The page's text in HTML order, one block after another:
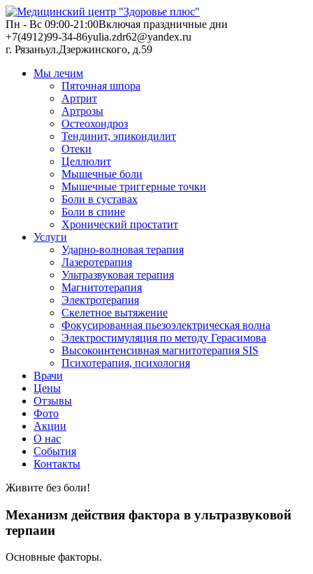
Пн - Вс 09:00-21:00Включая праздничные дни
+7(4912)99-34-86yulia.zdr62@yandex.ru
г. Рязаньул.Дзержинского, д.59
Мы лечим
Пяточная шпора
Артрит
Артрозы
Остеохондроз
Тендинит, эпикондилит
Отеки
Целлюлит
Мышечные боли
Мышечные триггерные точки
Боли в суставах
Боли в спине
Хронический простатит
Услуги
Ударно-волновая терапия
Лазеротерапия
Ультразвуковая терапия
Магнитотерапия
Электротерапия
Скелетное вытяжение
Фокусированная пьезоэлектрическая волна
Электростимуляция по методу Герасимова
Высокоинтенсивная магнитотерапия SIS
Психотерапия, психология
Врачи
Цены
Отзывы
Фото
Акции
О нас
События
Контакты
Живите без боли!
Механизм действия фактора в ультразвуковой
терпаии
Основные факторы.